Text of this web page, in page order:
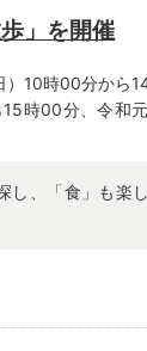
」を開催
10時00分から
15時00分、令和
し、「食」も楽